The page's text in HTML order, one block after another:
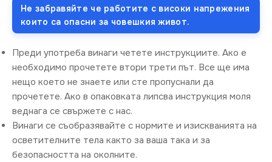
Не забравяйте че работите с високи напрежения
които са опасни за човешкия живот.
Преди употреба винаги четете инструкциите. Ако е
необходимо прочетете втори трети път. Все ще има
нещо което не знаете или сте пропуснали да
прочетете. Ако в опаковката липсва инструкция моля
веднага се свържете с нас.
Винаги се съобразявайте с нормите и изискванията на
осветителните тела както за ваша така и за
безопасността на околните.